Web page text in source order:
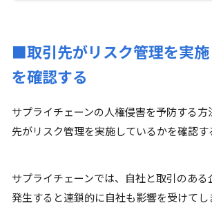
■取引先がリスク管理を実
を確認する
サプライチェーンの人権侵害を予防する方
先がリスク管理を実施しているかを確認す
サプライチェーンでは、自社と取引のあ
発生すると連鎖的に自社も影響を受けてし